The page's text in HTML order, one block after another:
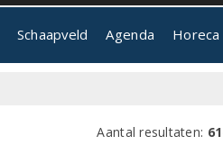
Schaapveld Agenda Horeca
Aantal resultaten: